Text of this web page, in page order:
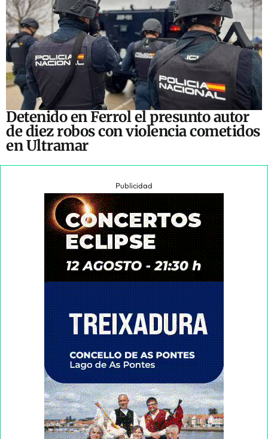
Detenido en Ferrol el presunto autor
de diez robos con violencia cometidos
en Ultramar
Publicidad